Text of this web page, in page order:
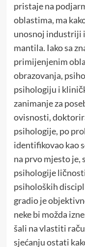
pristaje na
oblastima, ma
unosnoj industriji
mantila. Iako sa
primijenjenim
obrazovanja,
psihologiju i
zanimanje za
ovisnosti,
psihologije, po
identifikovao kao
na prvo mjesto je,
psihologije
psiholoških
gradio je
neke bi možda
šali na vlastiti
sjećanju ostati